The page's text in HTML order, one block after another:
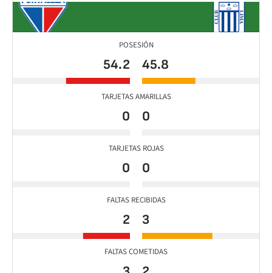
POSESIÓN
54.2 45.8
TARJETAS AMARILLAS
0 0
TARJETAS ROJAS
0 0
FALTAS RECIBIDAS
2 3
FALTAS COMETIDAS